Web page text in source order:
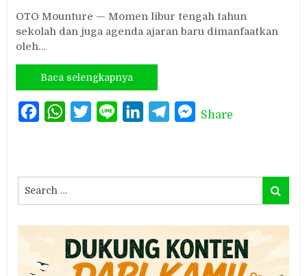
OTO Mounture — Momen libur tengah tahun
sekolah dan juga agenda ajaran baru dimanfaatkan
oleh…
Baca selengkapnya
FacebookWhatsAppTwitterLine LinkedInTelegramMessenger
Share
for:
Search